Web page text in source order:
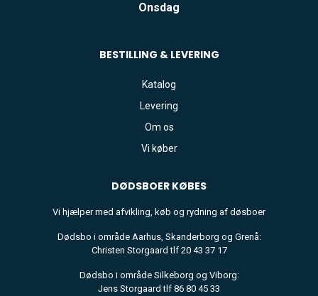
Onsdag
BESTILLING & LEVERING
Katalog
Levering
Om os
Vi køber
DØDSBOER KØBES
Vi hjælper med afvikling, køb og rydning af døsboer
Dødsbo i område Aarhus, Skanderborg og Grenå:
Christen Storgaard tlf 20 43 37 17
Dødsbo i område Silkeborg og Viborg:
Jens Storgaard tlf 86 80 45 33